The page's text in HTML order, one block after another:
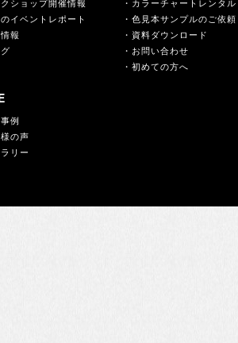
のイベントレポート
報
例
の声
リー
・色見本サンプルのご依頼
・資料ダウンロード
・お問い合わせ
・初めての方へ